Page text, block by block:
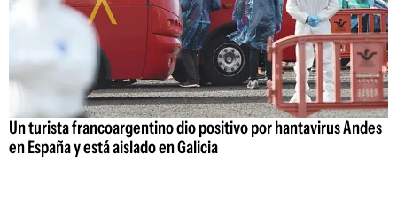
Un turista francoargentino dio positivo por hantavirus Andes
en España y está aislado en Galicia